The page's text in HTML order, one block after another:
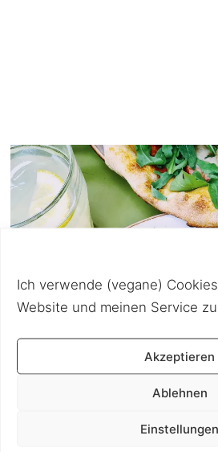
Ich verwende (vegane)
Website und meinen Service
Akzeptieren
Ablehnen
Einstellungen
Mama Earth Pizza –